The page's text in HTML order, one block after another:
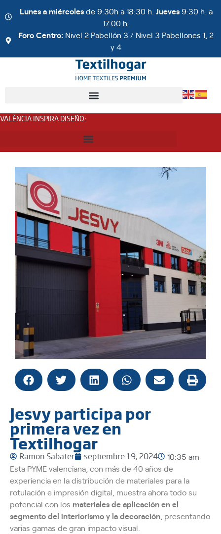
Lunes a miércolesde 9:30h a 18:30 h. Jueves 9:30 h. a
17:00 h.
Foro Centro: Nivel 2 Pabellón 3 / Nivel 3 Pabellones 1, 2
y 4
VALÈNCIA INSPIRA DISEÑO:
Jesvy participa por
primera vez en
Textilhogar
Ramon Sabater septiembre 19, 2024
10:35 am
Esta PYME valenciana, con más de 40 años de
experiencia en la distribución de materiales para la
rotulación e impresión digital, muestra ahora todo su
potencial con los materiales de aplicación en el
segmento del interiorismo y la decoración , presentando
varias gamas de gran impacto visual.